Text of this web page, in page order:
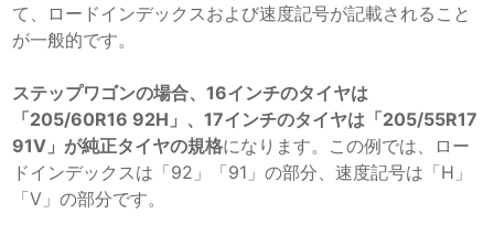
て、ロードインデックスおよび速度記号が記載されること
が一般的です。
ステップワゴンの場合、16インチのタイヤは
「205/60R16 92H」、17インチのタイヤは「205/55R17
91V」が純正タイヤの規格になります。この例では、ロー
ドインデックスは「92」「91」の部分、速度記号は「H」
「V」の部分です。